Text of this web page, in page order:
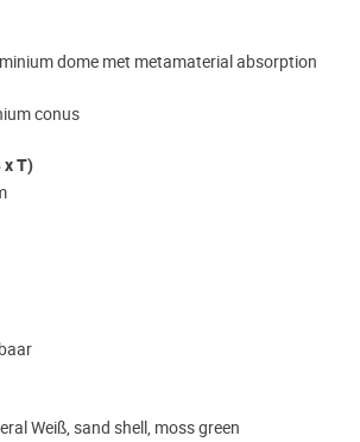
dome met metamaterial absorption
conus
x T)
Weiß, sand shell, moss green